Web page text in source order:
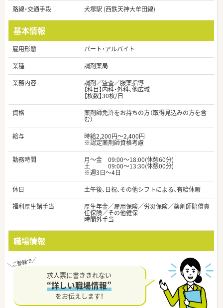
路線・交通手段 犬塚駅 (西鉄天神大牟田線)
基本情報
雇用形態
パート・アルバイト
業種
調剤薬局
業務内容
調剤／監査／服薬指導
【科目】内科・外科、他広域
【枚数】30枚/日
資格
薬剤師免許をお持ちの方（取得見込みの方を含
む）
給与
時給2,200円～2,400円
※認定薬剤師資格考慮
勤務時間
月～金 09:00～18:00(休憩60分)
土 09:00～13:30(休憩00分)
※週3日～4日
休日
土午後、日祝、その他シフトによる、有給休暇
福利厚生諸手当
厚生年金／雇用保険／労災保険／薬剤師賠償責
任保険／その他健保
時間外手当
職場情報
求人票に書ききれない
“詳しい職場情報”
をお伝えします！